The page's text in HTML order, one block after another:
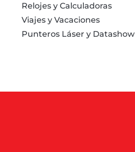
Relojes y Calculadoras
Viajes y Vacaciones
Punteros Láser y Datashow